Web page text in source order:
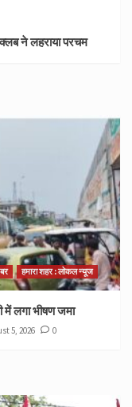
ने लहराया परचम
हमारा शहर : लोकल न्यूज
में लगा भीषण जमा
5, 2026 0